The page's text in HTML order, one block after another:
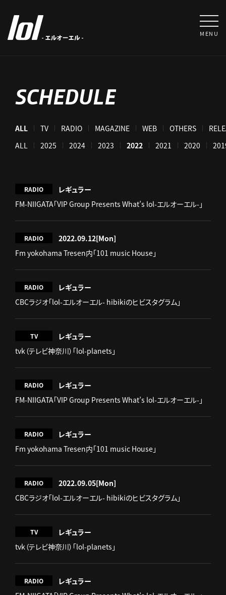
MENU
SCHEDULE
ALL TV RADIO MAGAZINE WEB OTHERS
ALL
2025 2024 2023 2022 2021 2020
RADIO
レギュラー
FM-NIIGATA「VIP Group Presents What’s lol-エルオーエル-」
RADIO 2022.09.12[Mon]
Fm yokohama Tresen内「101 music House」
RADIO
レギュラー
CBCラジオ「lol-エルオーエル- hibikiのヒビスタグラム」
TV
レギュラー
tvk（テレビ神奈川）「lol-planets」
RADIO
レギュラー
FM-NIIGATA「VIP Group Presents What’s lol-エルオーエル-」
RADIO
レギュラー
Fm yokohama Tresen内「101 music House」
RADIO 2022.09.05[Mon]
CBCラジオ「lol-エルオーエル- hibikiのヒビスタグラム」
TV
レギュラー
tvk（テレビ神奈川）「lol-planets」
RADIO
レギュラー